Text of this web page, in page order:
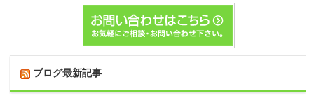
ブログ最新記事